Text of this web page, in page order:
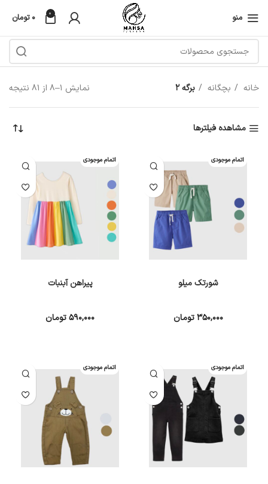
منو 0 ۰ تومان
خانه بچگانه برگه 2 نمایش 1–8 از 81 نتیجه
مشاهده فیلترها
اتمام موجودی
شورتک میلو
۳۵۰,۰۰۰ تومان
اتمام موجودی
پیراهن آبنبات
۵۹۰,۰۰۰تومان
اتمام موجودی اتمام موجودی